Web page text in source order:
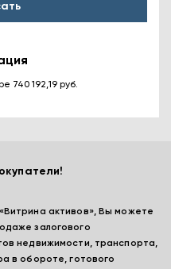
740 192,19 руб.
активов», Вы можете
залогового
недвижимости, транспорта,
в обороте, готового